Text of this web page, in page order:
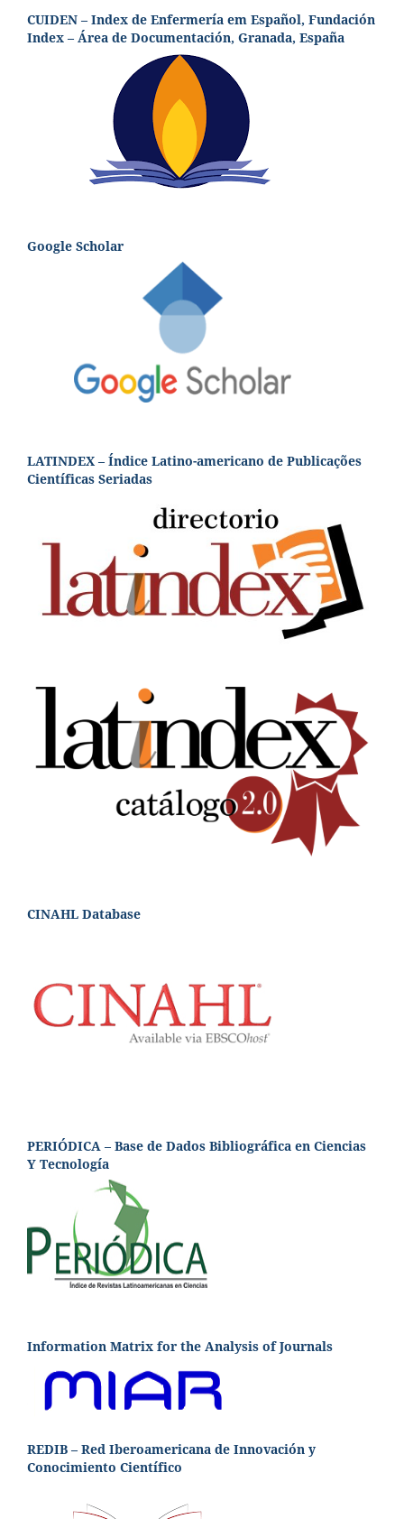
CUIDEN – Index de Enfermería em Español, Fundación
Index – Área de Documentación, Granada, España
Google Scholar
LATINDEX – Índice Latino-americano de Publicações
Científicas Seriadas
CINAHL Database
PERIÓDICA – Base de Dados Bibliográfica en Ciencias
Y Tecnología
Information Matrix for the Analysis of Journals
REDIB – Red Iberoamericana de Innovación y
Conocimiento Científico